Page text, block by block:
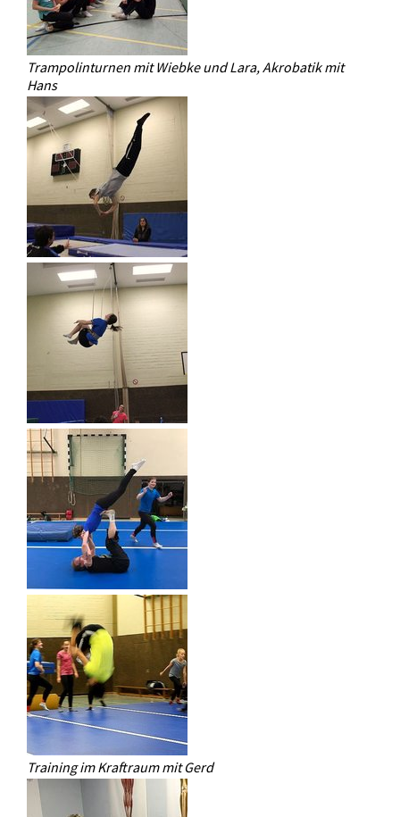
Trampolinturnen mit Wiebke und Lara, Akrobatik mit
Hans
Training im Kraftraum mit Gerd